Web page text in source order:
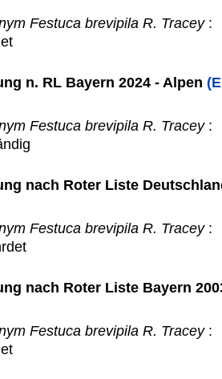
Festuca brevipila R. Tracey :
n. RL Bayern 2024 - Alpen
Festuca brevipila R. Tracey :
nach Roter Liste
Festuca brevipila R. Tracey :
nach Roter Liste Bayern
Festuca brevipila R. Tracey :